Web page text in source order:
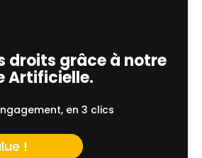
droits grâce à notre
Artificielle.
en 3 clics
!